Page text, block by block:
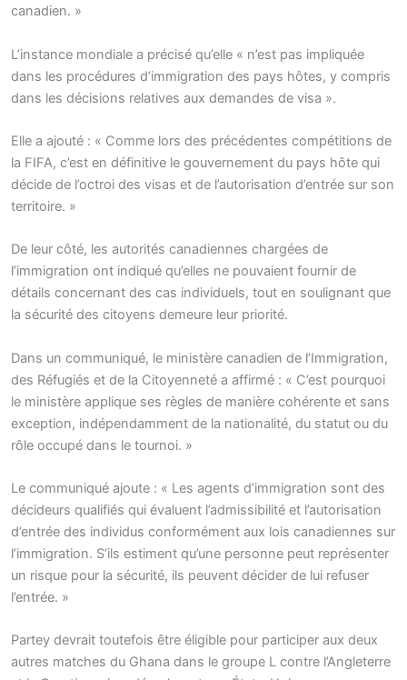
canadien. »
L’instance mondiale a précisé qu’elle « n’est pas impliquée
dans les procédures d’immigration des pays hôtes, y compris
dans les décisions relatives aux demandes de visa ».
Elle a ajouté : « Comme lors des précédentes compétitions de
la FIFA, c’est en définitive le gouvernement du pays hôte qui
décide de l’octroi des visas et de l’autorisation d’entrée sur son
territoire. »
De leur côté, les autorités canadiennes chargées de
l’immigration ont indiqué qu’elles ne pouvaient fournir de
détails concernant des cas individuels, tout en soulignant que
la sécurité des citoyens demeure leur priorité.
Dans un communiqué, le ministère canadien de l’Immigration,
des Réfugiés et de la Citoyenneté a affirmé : « C’est pourquoi
le ministère applique ses règles de manière cohérente et sans
exception, indépendamment de la nationalité, du statut ou du
rôle occupé dans le tournoi. »
Le communiqué ajoute : « Les agents d’immigration sont des
décideurs qualifiés qui évaluent l’admissibilité et l’autorisation
d’entrée des individus conformément aux lois canadiennes sur
l’immigration. S’ils estiment qu’une personne peut représenter
un risque pour la sécurité, ils peuvent décider de lui refuser
l’entrée. »
Partey devrait toutefois être éligible pour participer aux deux
autres matches du Ghana dans le groupe L contre l’Angleterre